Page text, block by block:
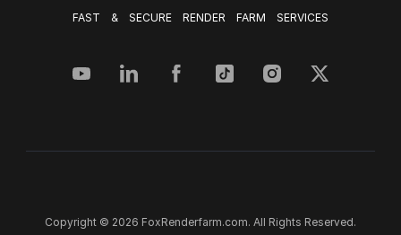
FAST & SECURE RENDER FARM SERVICES
Copyright © 2026 FoxRenderfarm.com. All Rights Reserved.